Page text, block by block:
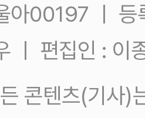
아00197 ㅣ
ㅣ 편집인 : 이
콘텐츠(기사)